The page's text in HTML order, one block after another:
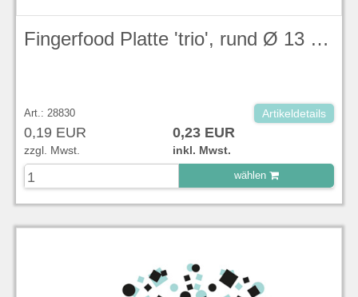
Fingerfood Platte 'trio', rund Ø 13 cm, H 2 cm
Art.: 28830 Artikeldetails
0,19 EUR 0,23 EUR
zzgl. Mwst. inkl. Mwst.
wählen
zu Warenkorb hinzugefügt.